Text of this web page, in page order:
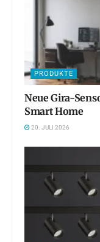
PRODUKTE
Neue Gira-
Smart Home
20. JULI 2026